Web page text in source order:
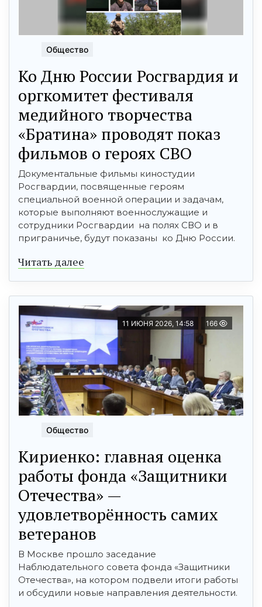
Общество
Ко Дню России Росгвардия и
оргкомитет фестиваля
медийного творчества
«Братина» проводят показ
фильмов о героях СВО
Документальные фильмы киностудии
Росгвардии, посвященные героям
специальной военной операции и задачам,
которые выполняют военнослужащие и
сотрудники Росгвардии на полях СВО и в
приграничье, будут показаны ко Дню России.
Читать далее
11 ИЮНЯ 2026, 14:58 166
Общество
Кириенко: главная оценка
работы фонда «Защитники
Отечества» —
удовлетворённость самих
ветеранов
В Москве прошло заседание
Наблюдательного совета фонда «Защитники
Отечества», на котором подвели итоги работы
и обсудили новые направления деятельности.